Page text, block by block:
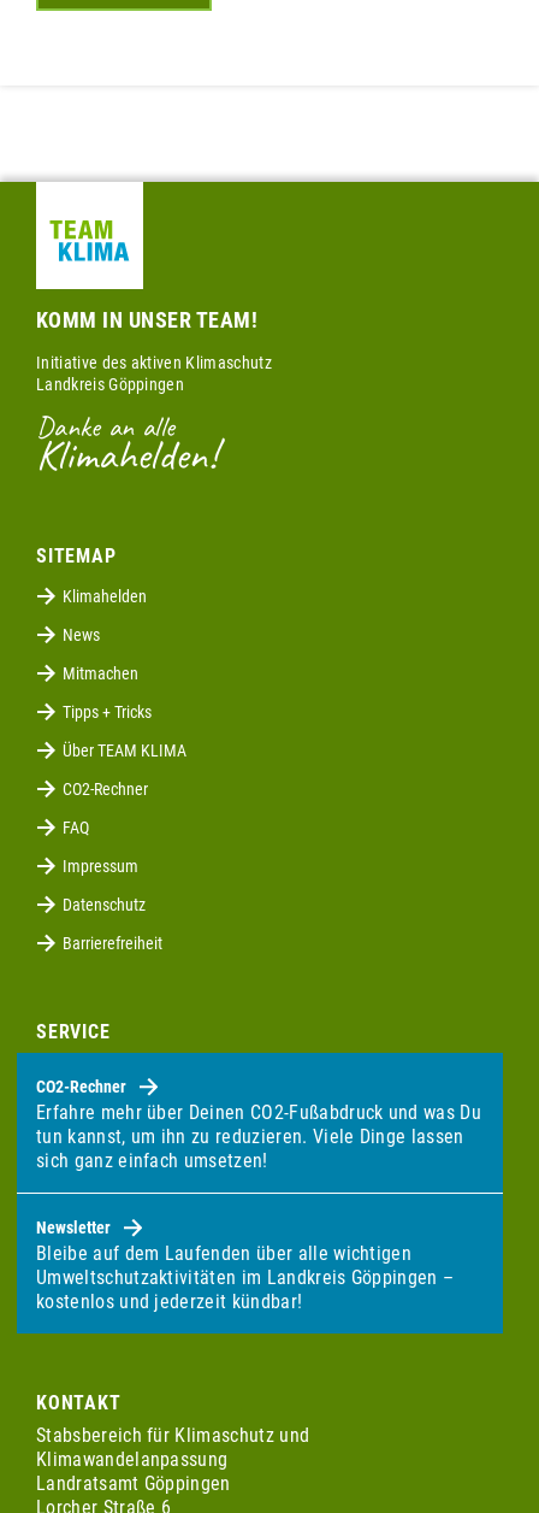
KOMM IN UNSER TEAM!
Initiative des aktiven Klimaschutz
Landkreis Göppingen
Danke an alle
Klimahelden!
SITEMAP
Klimahelden
News
Mitmachen
Tipps + Tricks
Über TEAM KLIMA
CO2-Rechner
FAQ
Impressum
Datenschutz
Barrierefreiheit
SERVICE
CO2-Rechner
Erfahre mehr über Deinen CO2-Fußabdruck und was Du
tun kannst, um ihn zu reduzieren. Viele Dinge lassen
sich ganz einfach umsetzen!
Newsletter
Bleibe auf dem Laufenden über alle wichtigen
Umweltschutzaktivitäten im Landkreis Göppingen –
kostenlos und jederzeit kündbar!
KONTAKT
Stabsbereich für Klimaschutz und
Klimawandelanpassung
Landratsamt Göppingen
Lorcher Straße 6